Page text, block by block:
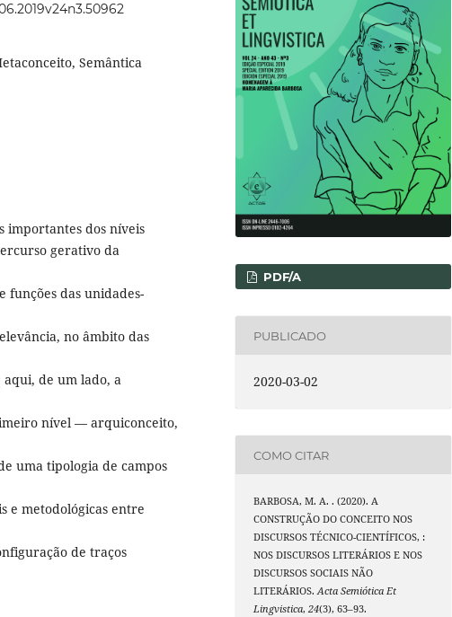
Semântica
importantes dos níveis
gerativo da
funções das unidades-
no âmbito das
aqui, de um lado, a
nível — arquiconceito,
uma tipologia de campos
e metodológicas entre
de traços
PDF/A
PUBLICADO
2020-03-02
COMO CITAR
BARBOSA, M. A. . (2020). A
CONSTRUÇÃO DO CONCEITO NOS
DISCURSOS TÉCNICO-CIENTÍFICOS, :
NOS DISCURSOS LITERÁRIOS E NOS
DISCURSOS SOCIAIS NÃO
LITERÁRIOS.Acta Semiótica Et
Lingvistica,24(3), 63–93.